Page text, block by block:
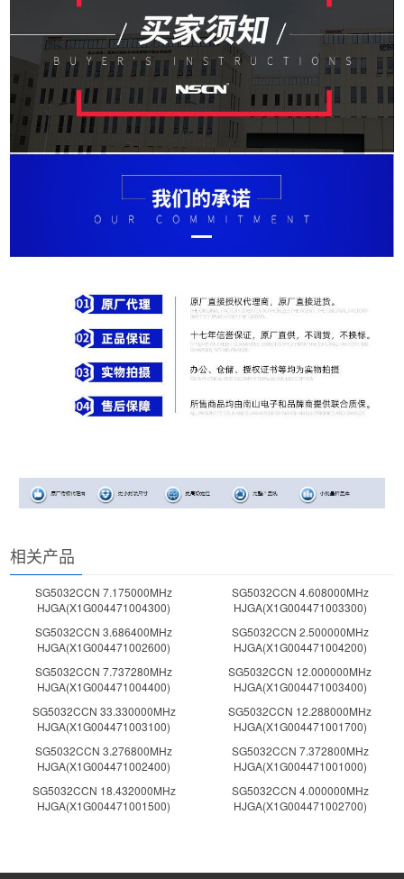
相关产品
SG5032CCN 7.175000MHz
HJGA(X1G004471004300)
SG5032CCN 4.608000MHz
HJGA(X1G004471003300)
SG5032CCN 3.686400MHz
HJGA(X1G004471002600)
SG5032CCN 2.500000MHz
HJGA(X1G004471004200)
SG5032CCN 7.737280MHz
HJGA(X1G004471004400)
SG5032CCN 12.000000MHz
HJGA(X1G004471003400)
SG5032CCN 33.330000MHz
HJGA(X1G004471003100)
SG5032CCN 12.288000MHz
HJGA(X1G004471001700)
SG5032CCN 3.276800MHz
HJGA(X1G004471002400)
SG5032CCN 7.372800MHz
HJGA(X1G004471001000)
SG5032CCN 18.432000MHz
HJGA(X1G004471001500)
SG5032CCN 4.000000MHz
HJGA(X1G004471002700)